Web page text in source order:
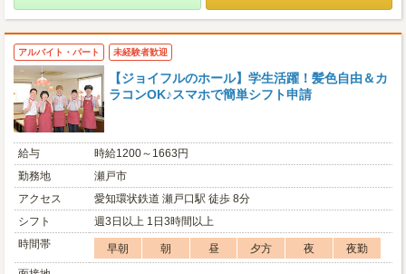
アルバイト・パート 未経験者歓迎
【ジョイフルのホール】学生活躍！髪色自由＆カ
ラコンOK♪スマホで簡単シフト申請
給与
時給1200～1663円
勤務地
瀬戸市
アクセス
愛知環状鉄道 瀬戸口駅 徒歩 8分
シフト
週3日以上 1日3時間以上
時間帯
早朝 朝 昼 夕方 夜
夜勤